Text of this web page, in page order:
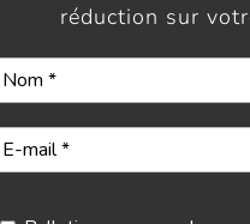
réduction sur